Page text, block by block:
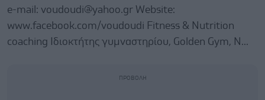
e-mail: voudoudi@yahoo.gr Website:
www.facebook.com/voudoudi Fitness & Nutrition
coaching Ιδιοκτήτης γυμναστηρίου, Golden Gym, Ν...